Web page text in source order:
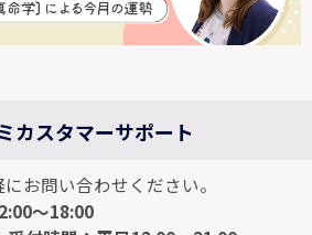
カスタマーサポート
お問い合わせください。
～18:00